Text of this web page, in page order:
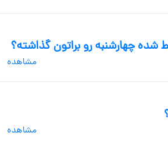
چهارشنبه رو براتون گذاشته؟
مشاهده
مشاهده